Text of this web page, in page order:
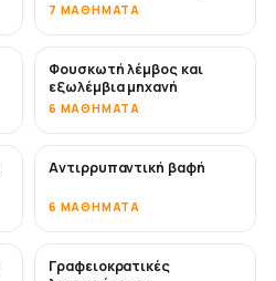
7 ΜΑΘΉΜΑΤΑ
Φουσκωτή λέμβος και
εξωλέμβια μηχανή
6 ΜΑΘΉΜΑΤΑ
ΣΎΝΤΟΜΑ
Αντιρρυπαντική βαφή
6 ΜΑΘΉΜΑΤΑ
Γραφειοκρατικές